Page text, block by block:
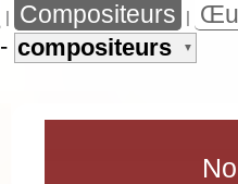
Compositeurs
- compositeurs ▼